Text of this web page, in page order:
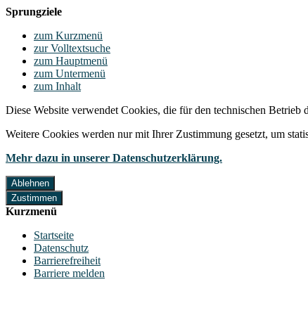
Sprungziele
zum Kurzmenü
zur Volltextsuche
zum Hauptmenü
zum Untermenü
zum Inhalt
Diese Website verwendet Cookies, die für den technischen Betrieb
Weitere Cookies werden nur mit Ihrer Zustimmung gesetzt, um
Mehr dazu in unserer Datenschutzerklärung.
Ablehnen
Zustimmen
Kurzmenü
Startseite
Datenschutz
Barrierefreiheit
Barriere melden